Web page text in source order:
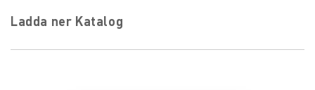
Ladda ner Katalog